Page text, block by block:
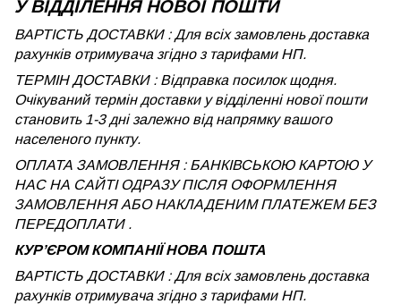
У ВІДДІЛЕННЯ НОВОЇ ПОШТИ
ВАРТІСТЬ ДОСТАВКИ : Для всіх замовлень доставка
рахунків отримувача згідно з тарифами НП.
ТЕРМІН ДОСТАВКИ : Відправка посилок щодня.
Очікуваний термін доставки у відділенні нової пошти
становить 1-3 дні залежно від напрямку вашого
населеного пункту.
ОПЛАТА ЗАМОВЛЕННЯ : БАНКІВСЬКОЮ КАРТОЮ У
НАС НА САЙТІ ОДРАЗУ ПІСЛЯ ОФОРМЛЕННЯ
ЗАМОВЛЕННЯ АБО НАКЛАДЕНИМ ПЛАТЕЖЕМ БЕЗ
ПЕРЕДОПЛАТИ .
КУРʼЄРОМ КОМПАНІЇ НОВА ПОШТА
ВАРТІСТЬ ДОСТАВКИ : Для всіх замовлень доставка
рахунків отримувача згідно з тарифами НП.